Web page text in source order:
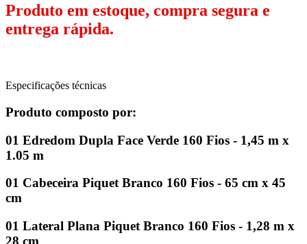
Produto em estoque, compra segura e
entrega rápida.
Especificações técnicas
Produto composto por:
01 Edredom Dupla Face Verde 160 Fios - 1,45 m x
1.05 m
01 Cabeceira Piquet Branco 160 Fios - 65 cm x 45
cm
01 Lateral Plana Piquet Branco 160 Fios - 1,28 m x
28 cm